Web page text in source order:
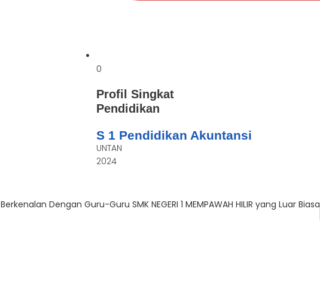
0
Profil Singkat
Pendidikan
S 1 Pendidikan Akuntansi
UNTAN
2024
Berkenalan Dengan Guru-Guru SMK NEGERI 1 MEMPAWAH HILIR yang Luar Biasa